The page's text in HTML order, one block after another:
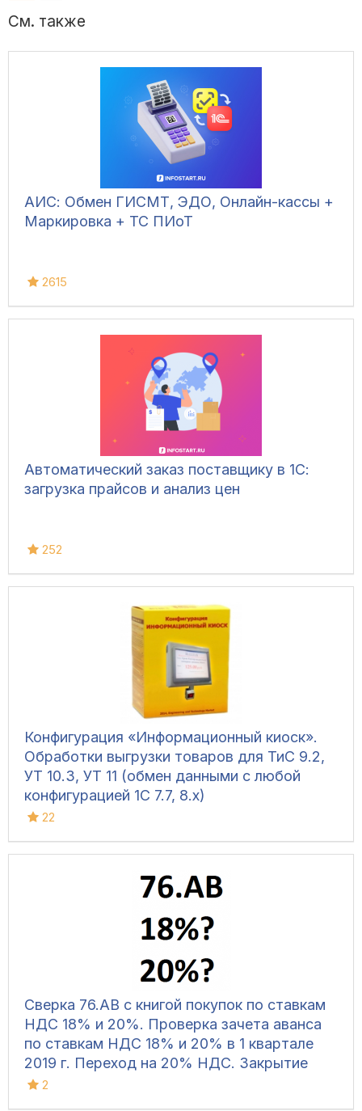
См. также
АИС: Обмен ГИСМТ, ЭДО, Онлайн-кассы +
Маркировка + ТС ПИоТ
2615
Автоматический заказ поставщику в 1С:
загрузка прайсов и анализ цен
252
Конфигурация «Информационный киоск».
Обработки выгрузки товаров для ТиС 9.2,
УТ 10.3, УТ 11 (обмен данными с любой
конфигурацией 1С 7.7, 8.х)
22
Сверка 76.АВ с книгой покупок по ставкам
НДС 18% и 20%. Проверка зачета аванса
по ставкам НДС 18% и 20% в 1 квартале
2019 г. Переход на 20% НДС. Закрытие
квартала 18% и 20% НДС
2